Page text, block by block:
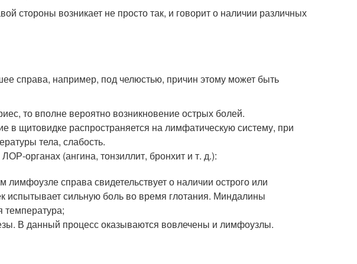
стороны возникает не просто так, и говорит о наличии различных
справа, например, под челюстью, причин этому может быть
то вполне вероятно возникновение острых болей.
в щитовидке распространяется на лимфатическую систему, при
тела, слабость.
органах (ангина, тонзиллит, бронхит и т. д.):
справа свидетельствует о наличии острого или
испытывает сильную боль во время глотания. Миндалины
В данный процесс оказываются вовлечены и лимфоузлы.